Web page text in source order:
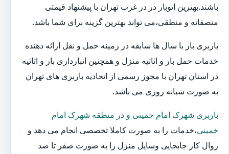
باشند.بهترین اتوبار در در غرب تهران با پیشنهاد قیمتی
منصفانه و منطقی،می تواند بهترین گزینه برای شما باشد.
باربری بار با سال ها سابقه در زمینه حمل و نقل ارائه دهنده
خدمات حمل بار و اثاثیه منزل و همچنین انبارداری بار و اثاثیه
در استان تهران با مجوز رسمی از اتحادیه باربری های تهران
به صورت شبانه روزی می باشد.
باربری شهرک امام خمینی و در منطقه شهرک امام
خمینی،خدمات را به صورت کاملا تخصصی انجام می دهد و
روال کار جابجایی وسایل منزل را به صورت صفر تا صد